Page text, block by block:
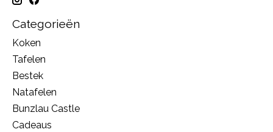
Categorieën
Koken
Tafelen
Bestek
Natafelen
Bunzlau Castle
Cadeaus